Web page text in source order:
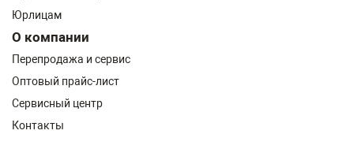
Юрлицам
О компании
Перепродажа и сервис
Оптовый прайс-лист
Сервисный центр
Контакты